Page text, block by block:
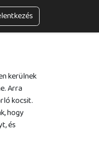
kerülnek
Arra
kocsit.
hogy
és